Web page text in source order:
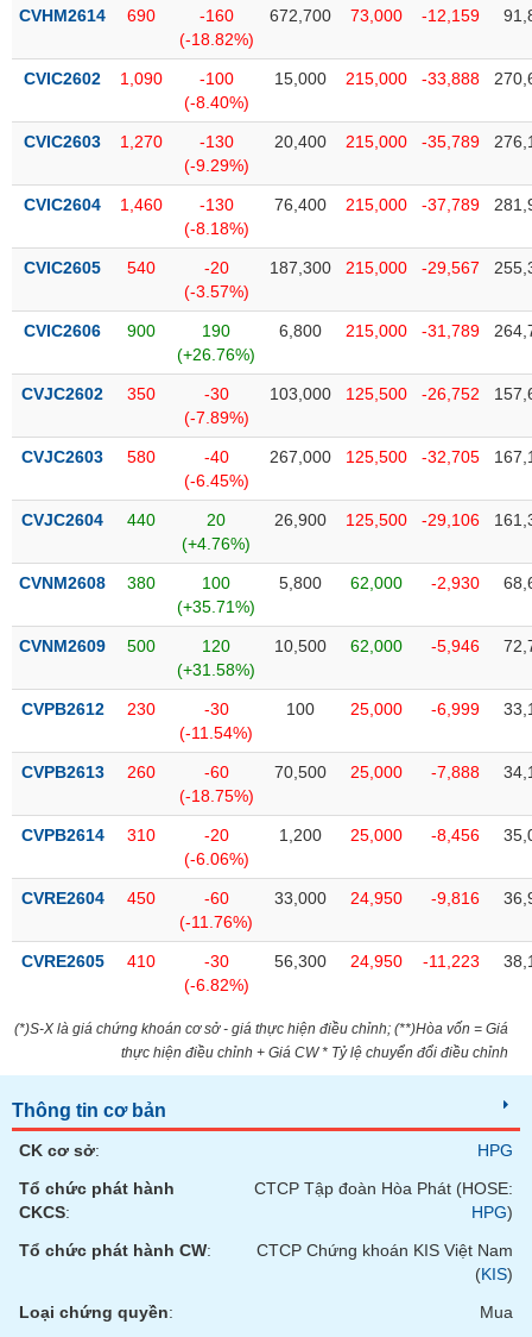
CVHM2614 690
-160
(-18.82%)
672,700 73,000 -12,159
CVIC2602 1,090
-100
(-8.40%)
15,000 215,000 -33,888
CVIC2603 1,270
-130
(-9.29%)
20,400 215,000 -35,789
CVIC2604 1,460
-130
(-8.18%)
76,400 215,000 -37,789
CVIC2605 540
-20
(-3.57%)
187,300 215,000 -29,567
CVIC2606 900
190
(+26.76%)
6,800 215,000 -31,789
CVJC2602 350
-30
(-7.89%)
103,000 125,500 -26,752
CVJC2603 580
-40
(-6.45%)
267,000 125,500 -32,705
CVJC2604 440
20
(+4.76%)
26,900 125,500 -29,106
CVNM2608 380
100
(+35.71%)
5,800 62,000 -2,930
CVNM2609 500
120
(+31.58%)
10,500 62,000 -5,946
CVPB2612 230
-30
(-11.54%)
100 25,000 -6,999
CVPB2613 260
-60
(-18.75%)
70,500 25,000 -7,888
CVPB2614 310
-20
(-6.06%)
1,200 25,000 -8,456
CVRE2604 450
-60
(-11.76%)
33,000 24,950 -9,816
CVRE2605 410
-30
(-6.82%)
56,300 24,950 -11,223
(*)S-X là giá chứng khoán cơ sở - giá thực hiện điều chỉnh; (**)Hòa vốn = Giá
thực hiện điều chỉnh + Giá CW * Tỷ lệ chuyển đổi điều chỉnh
Thông tin cơ bản
CK cơ sở:
HPG
Tổ chức phát hành
CKCS:
CTCP Tập đoàn Hòa Phát (HOSE:
HPG)
Tổ chức phát hành CW:
CTCP Chứng khoán KIS Việt Nam
(KIS)
Loại chứng quyền: Mua